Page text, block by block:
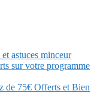
astuces minceur
sur votre programme
de 75€ Offerts et Bien